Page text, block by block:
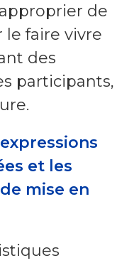
de
faire vivre
des
participants,
et les
mise en